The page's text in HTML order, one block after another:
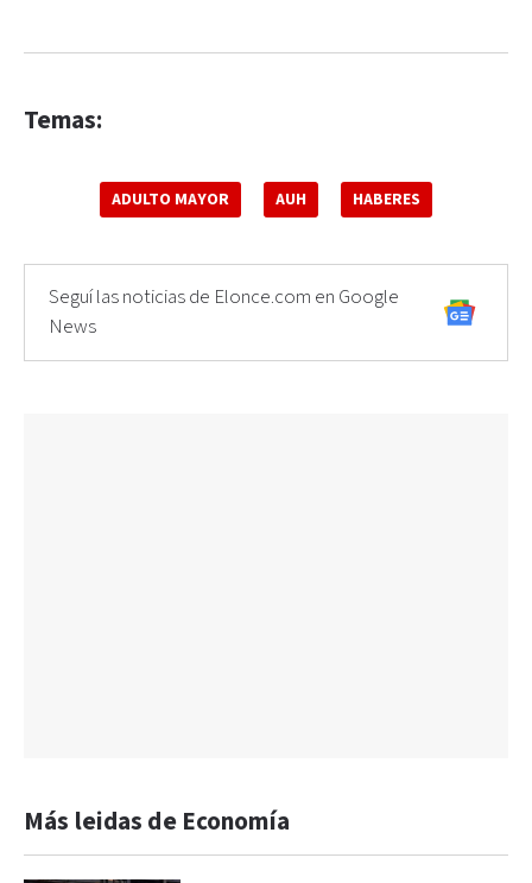
Temas:
ADULTO MAYOR AUH HABERES
Seguí las noticias de Elonce.com en Google
News
Más leidas de Economía